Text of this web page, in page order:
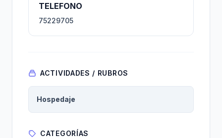
TELEFONO
75229705
ACTIVIDADES / RUBROS
Hospedaje
CATEGORÍAS